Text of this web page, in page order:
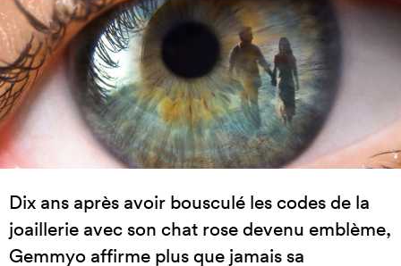
Dix ans après avoir bousculé les codes de la
joaillerie avec son chat rose devenu emblème,
Gemmyo affirme plus que jamais sa